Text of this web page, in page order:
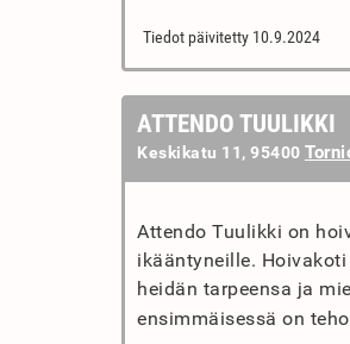
Tiedot päivitetty 10.9.2024
ATTENDO TUULIKKI
Keskikatu 11, 95400
Attendo Tuulikki on
ikääntyneille.
heidän tarpeensa ja
ensimmäisessä on